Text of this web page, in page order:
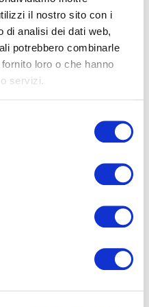
il nostro sito con i
di analisi dei dati web,
potrebbero combinarle
loro o che hanno
servizi.
Vendita
Via Amerigo Toth, 18
00100
Mezzocammino